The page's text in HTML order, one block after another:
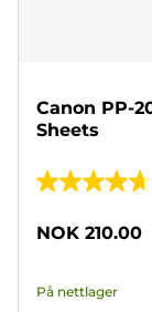
Canon PP-
Sheets
4.7
480
NOK 210.00
På nettlager